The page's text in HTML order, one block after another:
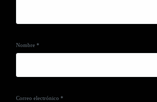
Nombre*
Correo electrónico*